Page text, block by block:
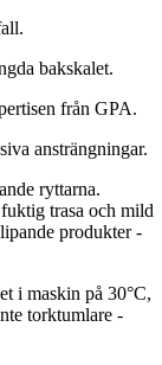
bakskalet.
från GPA.
ansträngningar.
ryttarna.
trasa och mild
produkter -
i maskin på 30°C,
torktumlare -